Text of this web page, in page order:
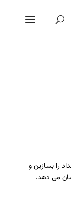
را بسازین و
می دهد.